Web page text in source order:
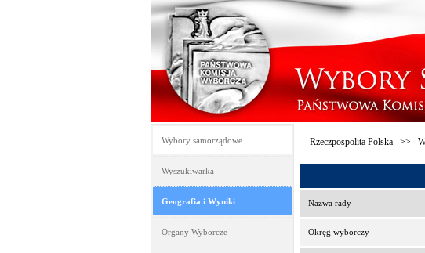
Wybory samorządowe
Wyszukiwarka
Geografia i Wyniki
Organy Wyborcze
Rzeczpospolita Polska >>
Nazwa rady
Okręg wyborczy